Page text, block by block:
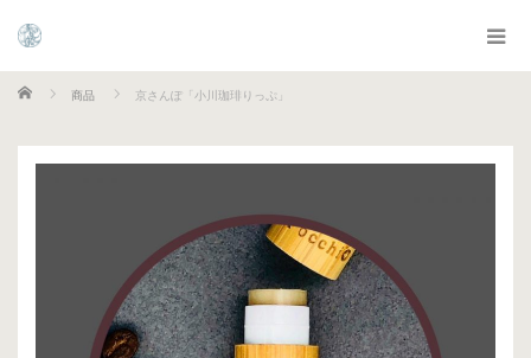
ホーム 商品 京さんぽ「小川珈琲りっぷ」